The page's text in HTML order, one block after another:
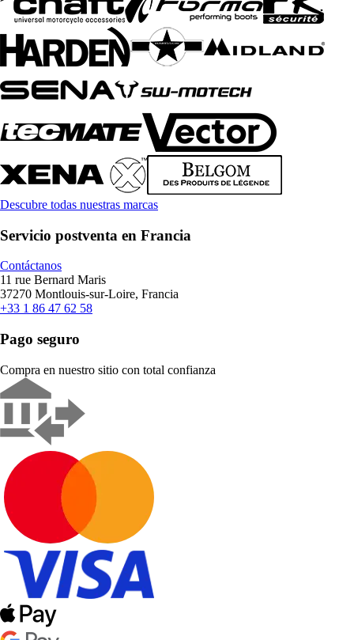
Descubre todas nuestras marcas
Servicio postventa en Francia
Contáctanos
11 rue Bernard Maris
37270 Montlouis-sur-Loire, Francia
+33 1 86 47 62 58
Pago seguro
Compra en nuestro sitio con total confianza